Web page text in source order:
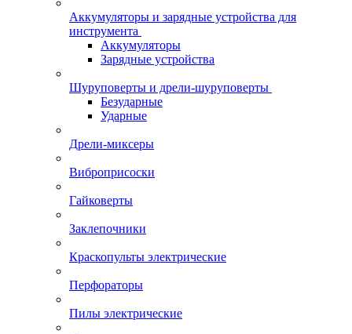
Аккумуляторы и зарядные устройства для
инструмента
Аккумуляторы
Зарядные устройства
Шуруповерты и дрели-шуруповерты
Безударные
Ударные
Дрели-миксеры
Виброприсоски
Гайковерты
Заклепочники
Краскопульты электрические
Перфораторы
Пилы электрические